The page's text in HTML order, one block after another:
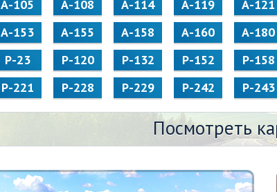
А-105 А-108 А-114 А-119 А-121
А-153 А-155 А-158 А-160 А-180
Р-23 Р-120 Р-132 Р-152 Р-158
Р-221 Р-228 Р-229 Р-242 Р-243
Посмотреть